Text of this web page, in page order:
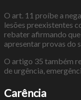
O art. 11 proíbe a
lesões preexistentes
rebater afirmando
apresentar provas do
O artigo 35 também
de urgência,
Carência